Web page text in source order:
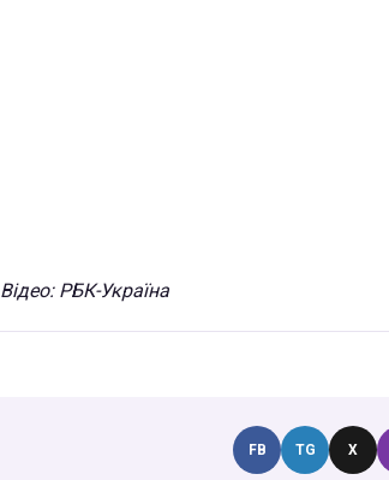
Відео: РБК-Україна
FB TG X